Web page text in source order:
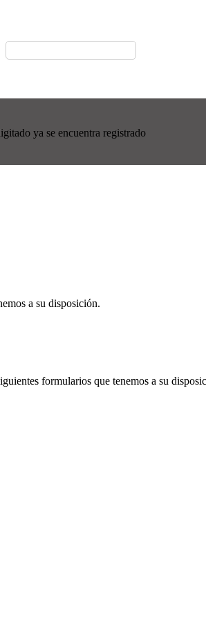
ya se encuentra registrado
a su disposición.
formularios que tenemos a su